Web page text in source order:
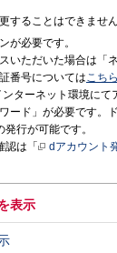
することはできません
が必要です。
いただいた場合は「
番号についてはこちら
ターネット環境にて
ード」が必要です。
行が可能です。
認は「
dアカウント
表示